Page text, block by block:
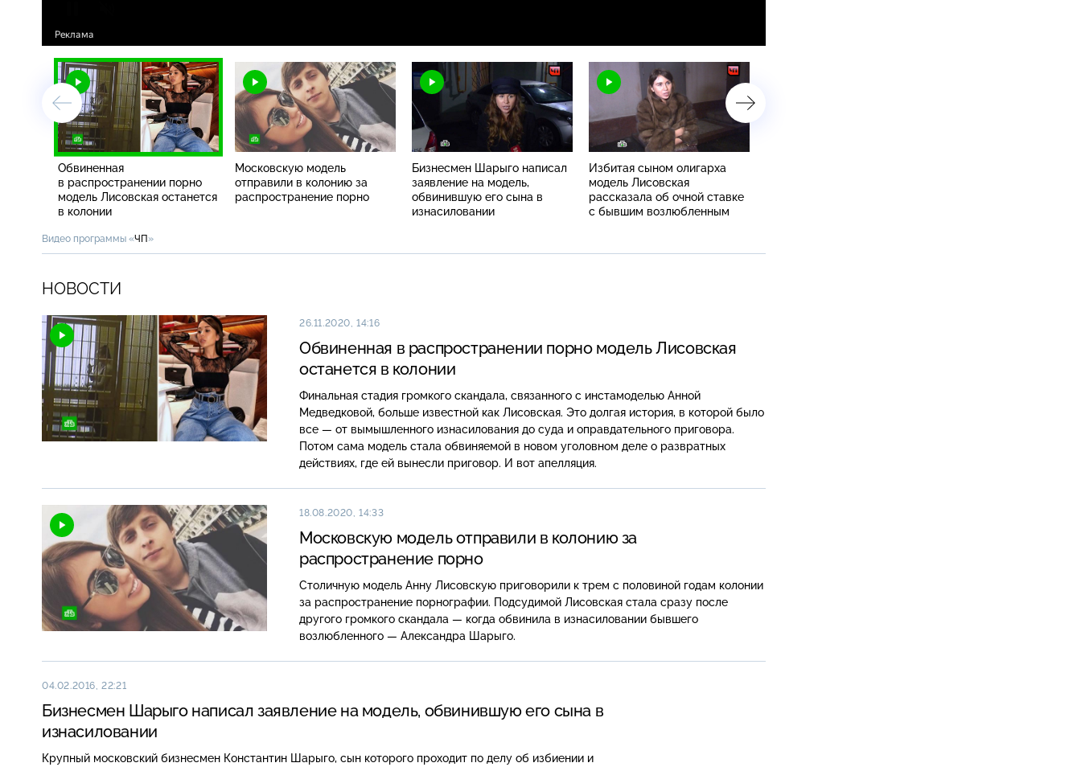
Обвиненная
в распространении порно
модель Лисовская останется
в колонии
Московскую модель
отправили в колонию за
распространение порно
Бизнесмен Шарыго написал
заявление на модель,
обвинившую его сына в
изнасиловании
Избитая сыном олигарха
модель Лисовская
рассказала об очной ставке
с бывшим возлюбленным
Видео программы «ЧП»
НОВОСТИ
26.11.2020, 14:16
Обвиненная в распространении порно модель Лисовская
останется в колонии
Финальная стадия громкого скандала, связанного с инстамоделью Анной
Медведковой, больше известной как Лисовская. Это долгая история, в которой было
все — от вымышленного изнасилования до суда и оправдательного приговора.
Потом сама модель стала обвиняемой в новом уголовном деле о развратных
действиях, где ей вынесли приговор. И вот апелляция.
18.08.2020, 14:33
Московскую модель отправили в колонию за
распространение порно
Столичную модель Анну Лисовскую приговорили к трем с половиной годам колонии
за распространение порнографии. Подсудимой Лисовская стала сразу после
другого громкого скандала — когда обвинила в изнасиловании бывшего
возлюбленного — Александра Шарыго.
04.02.2016, 22:21
Бизнесмен Шарыго написал заявление на модель, обвинившую его сына в
изнасиловании
Крупный московский бизнесмен Константин Шарыго, сын которого проходит по делу об избиении и